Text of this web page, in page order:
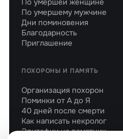
По умершей женщине
По умершему мужчине
Дни поминовения
Благодарность
Приглашение
ПОХОРОНЫ И ПАМЯТЬ
Организация похорон
Поминки от А до Я
40 дней после смерти
Как написать некролог
Эпитафии на памятник